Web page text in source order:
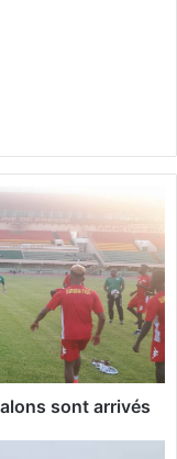
sont arrivés